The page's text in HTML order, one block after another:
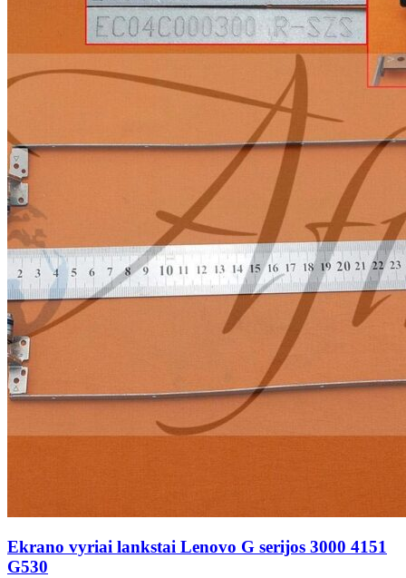
Ekrano vyriai lankstai Lenovo G serijos 3000 4151
G530